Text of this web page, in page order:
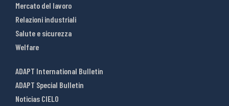
Mercato del lavoro
Relazioni industriali
Salute e sicurezza
Welfare
ADAPT International Bulletin
ADAPT Special Bulletin
Noticias CIELO